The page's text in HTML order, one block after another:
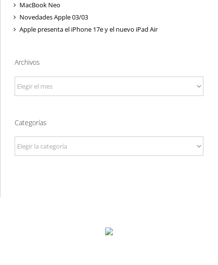
MacBook Neo
Novedades Apple 03/03
Apple presenta el iPhone 17e y el nuevo iPad Air
Archivos
Archivos
Categorías
Categorías